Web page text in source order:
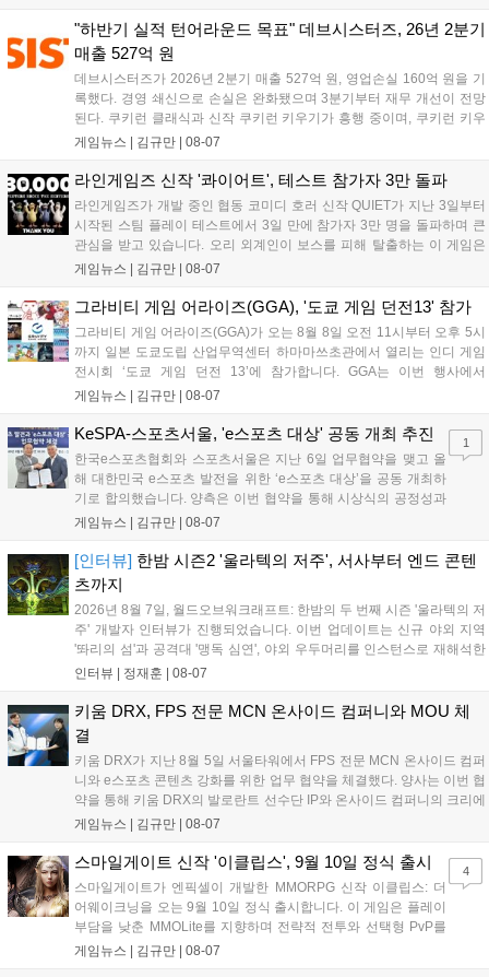
혜택을 지급하며, 상세 내용은 공식 라운지에서 확인할 수 있다. 이용자
는 게임 접속 및 주요 콘텐츠 플레이를 통해 성장을 지원받을 수 있다....
"하반기 실적 턴어라운드 목표" 데브시스터즈, 26년 2분기
매출 527억 원
데브시스터즈가 2026년 2분기 매출 527억 원, 영업손실 160억 원을 기
록했다. 경영 쇄신으로 손실은 완화됐으며 3분기부터 재무 개선이 전망
된다. 쿠키런 클래식과 신작 쿠키런 키우기가 흥행 중이며, 쿠키런 키우
기는 13일 첫 업데이트를 시작으로 2주 간격의 콘텐츠를 제공한다. 또한
이다. 회사는 비용 효율화와 신작 흥행을 통해 하반기 실적 턴어라운드
를 이끌 방침이다....
게임뉴스 | 김규만 08-07
라인게임즈 신작 '콰이어트', 테스트 참가자 3만 돌파
라인게임즈가 개발 중인 협동 코미디 호러 신작 QUIET가 지난 3일부터
시작된 스팀 플레이 테스트에서 3일 만에 참가자 3만 명을 돌파하며 큰
관심을 받고 있습니다. 오리 외계인이 보스를 피해 탈출하는 이 게임은
최대 4인 협동을 지원하며, 소음 관리와 물리 법칙을 활용한 전략적 플레
을 개선 중이며, 상세 정보는 스팀 페이지에서 확인 가능합니다....
게임뉴스 | 김규만 08-07
그라비티 게임 어라이즈(GGA), '도쿄 게임 던전13' 참가
그라비티 게임 어라이즈(GGA)가 오는 8월 8일 오전 11시부터 오후 5시
까지 일본 도쿄도립 산업무역센터 하마마쓰초관에서 열리는 인디 게임
전시회 ‘도쿄 게임 던전 13’에 참가합니다. GGA는 이번 행사에서
‘JALECO ARCADE COLLECTION’ 시리즈의 미공개 작품 12종을 최초
입니다. 시연 참여 관람객에게는 선착순으로 특별 굿즈를 증정하며, 인
디 게임 생태계 활성화와 신규 타이틀 반응 확인을 목표로 합니다....
게임뉴스 | 김규만 08-07
KeSPA-스포츠서울, 'e스포츠 대상' 공동 개최 추진
한국e스포츠협회와 스포츠서울은 지난 6일 업무협약을 맺고 올
해 대한민국 e스포츠 발전을 위한 ‘e스포츠 대상’을 공동 개최하
기로 합의했습니다. 양측은 이번 협약을 통해 시상식의 공정성과
전문성을 강화하고 MZ세대를 겨냥한 미디어 영향력을 확대해 e
김영만 회장은 10년 만에 재추진되는 이번 시상식이 e스포츠의
성과와 가치를 널리 알리는 권위 있는 행사가 되도록 노력하겠다
고 밝혔습니다....
게임뉴스 | 김규만 08-07
1
[인터뷰] 한밤 시즌2 '울라텍의 저주', 서사부터 엔드 콘텐
츠까지
2026년 8월 7일, 월드오브워크래프트: 한밤의 두 번째 시즌 '울라텍의 저
주' 개발자 인터뷰가 진행되었습니다. 이번 업데이트는 신규 야외 지역
'똬리의 섬'과 공격대 '맹독 심연', 야외 우두머리를 인스턴스로 재해석한
'소굴'을 포함합니다. 개발진은 하우징 시스템 개선 및 신화+ 던전 로테이
를 표했습니다....
인터뷰 | 정재훈 08-07
키움 DRX, FPS 전문 MCN 온사이드 컴퍼니와 MOU 체
결
키움 DRX가 지난 8월 5일 서울타워에서 FPS 전문 MCN 온사이드 컴퍼
니와 e스포츠 콘텐츠 강화를 위한 업무 협약을 체결했다. 양사는 이번 협
약을 통해 키움 DRX의 발로란트 선수단 IP와 온사이드 컴퍼니의 크리에
이터 네트워크를 결합하여 정규 및 특별 콘텐츠를 공동 기획한다. 또한
오프라인 연계 프로그램을 순차적으로 선보이며 e스포츠 생태계 확장에
나설 계획이다....
게임뉴스 | 김규만 08-07
스마일게이트 신작 '이클립스', 9월 10일 정식 출시
스마일게이트가 엔픽셀이 개발한 MMORPG 신작 이클립스: 더
어웨이크닝을 오는 9월 10일 정식 출시합니다. 이 게임은 플레이
부담을 낮춘 MMOLite를 지향하며 전략적 전투와 선택형 PvP를
특징으로 합니다. 현재 공식 홈페이지와 앱 마켓에서 사전등록을
게임뉴스 | 김규만 08-07
4